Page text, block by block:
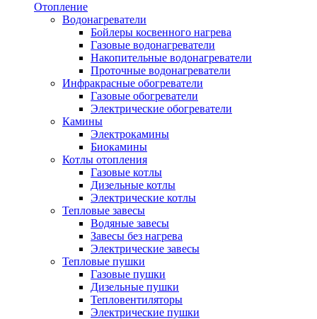
Отопление
Водонагреватели
Бойлеры косвенного нагрева
Газовые водонагреватели
Накопительные водонагреватели
Проточные водонагреватели
Инфракрасные обогреватели
Газовые обогреватели
Электрические обогреватели
Камины
Электрокамины
Биокамины
Котлы отопления
Газовые котлы
Дизельные котлы
Электрические котлы
Тепловые завесы
Водяные завесы
Завесы без нагрева
Электрические завесы
Тепловые пушки
Газовые пушки
Дизельные пушки
Тепловентиляторы
Электрические пушки